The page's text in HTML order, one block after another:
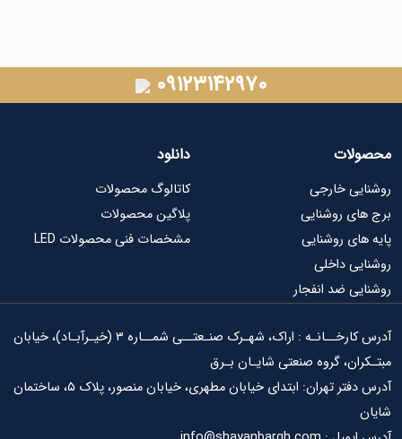
۰۹۱۲۳۱۴۲۹۷۰
محصولات
روشنایی خارجی
برج های روشنایی
پایه های روشنایی
روشنایی داخلی
روشنایی ضد انفجار
دانلود
کاتالوگ محصولات
پلاگین محصولات
مشخصات فنی محصولات LED
آدرس کارخــانـه : اراک، شهـرک صنـعتــی شمــاره ۳ (خیـرآبـاد)، خیابان
مبتـکران، گروه صنعتی شایـان بـرق
آدرس دفتر تهران: ابتدای خیابان مطهری، خیابان منصور، پلاک ۵، ساختمان
شایان